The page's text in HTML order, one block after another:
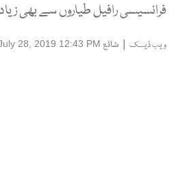
فرانسیسی رافیل طیاروں سے بھی
ویب ڈیسک | شائع 28, 2019 12:43 PM